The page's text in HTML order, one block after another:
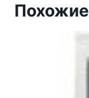
Похожие